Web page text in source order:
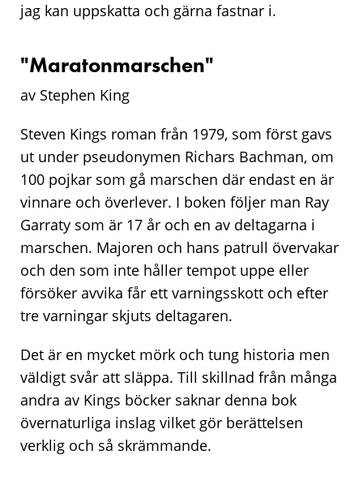
jag kan uppskatta och gärna fastnar i.
"Maratonmarschen"
av Stephen King
Steven Kings roman från 1979, som först gavs
ut under pseudonymen Richars Bachman, om
100 pojkar som gå marschen där endast en är
vinnare och överlever. I boken följer man Ray
Garraty som är 17 år och en av deltagarna i
marschen. Majoren och hans patrull övervakar
och den som inte håller tempot uppe eller
försöker avvika får ett varningsskott och efter
tre varningar skjuts deltagaren.
Det är en mycket mörk och tung historia men
väldigt svår att släppa. Till skillnad från många
andra av Kings böcker saknar denna bok
övernaturliga inslag vilket gör berättelsen
verklig och så skrämmande.